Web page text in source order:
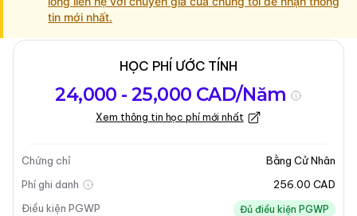
tin mới nhất.
chương trình
Học
Kỳ nhập học
Cập nhật lần cuối vào 13-05-2025
Tổng quan về chương trình
HỌC PHÍ ƯỚC TÍNH
24,000 - 25,000 CAD/Năm
Xem thông tin học phí mới nhất
Chứng chỉ
Bằng Cử Nhân
Phí ghi danh
256.00 CAD
Điều kiện PGWP
Đủ điều kiện PGWP